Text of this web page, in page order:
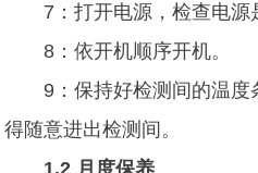
7：打开电源，检查电源
8：依开机顺序开机。
9：保持好检测间的温度
得随意进出检测间。